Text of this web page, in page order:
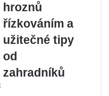
hroznů
řízkováním a
užitečné tipy
od
zahradníků